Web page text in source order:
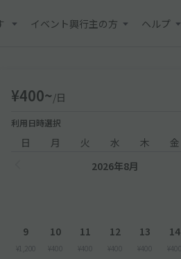
イベント興行主の方 ヘルプ
¥400~/日
利用日時選択
日 月 火 水 木 金
2026年8月
9
¥1,200
10
¥400
11
¥400
12
¥400
13
¥400
14
¥400